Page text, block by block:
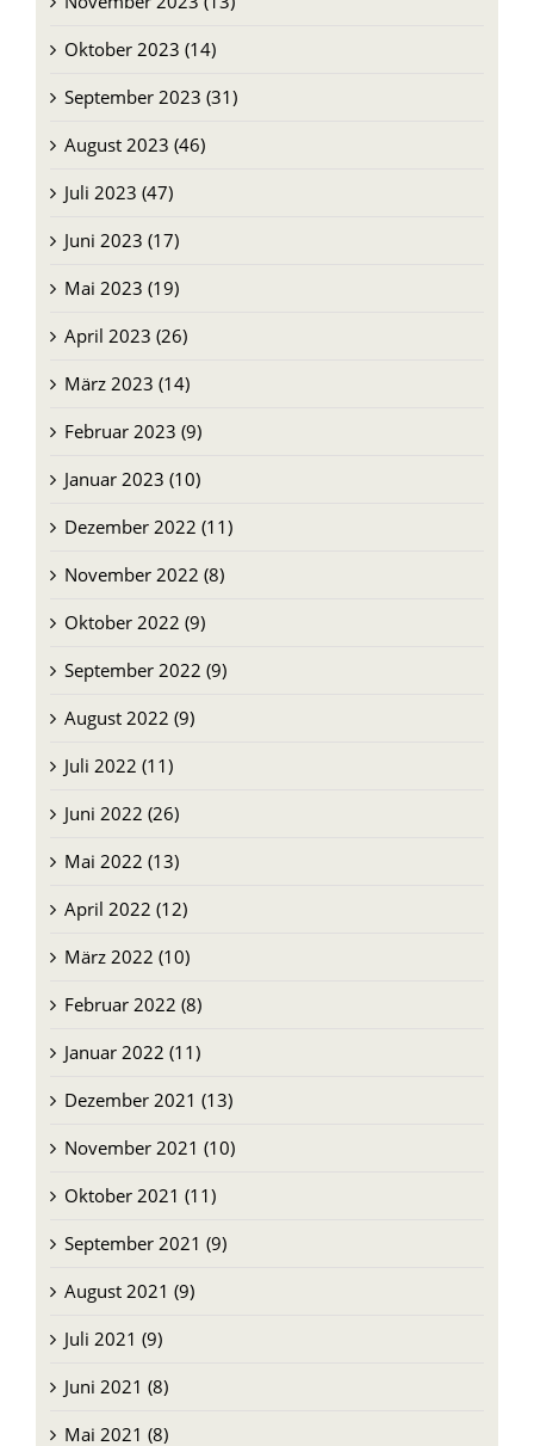
Oktober 2023 (14)
September 2023 (31)
August 2023 (46)
Juli 2023 (47)
Juni 2023 (17)
Mai 2023 (19)
April 2023 (26)
März 2023 (14)
Februar 2023 (9)
Januar 2023 (10)
Dezember 2022 (11)
November 2022 (8)
Oktober 2022 (9)
September 2022 (9)
August 2022 (9)
Juli 2022 (11)
Juni 2022 (26)
Mai 2022 (13)
April 2022 (12)
März 2022 (10)
Februar 2022 (8)
Januar 2022 (11)
Dezember 2021 (13)
November 2021 (10)
Oktober 2021 (11)
September 2021 (9)
August 2021 (9)
Juli 2021 (9)
Juni 2021 (8)
Mai 2021 (8)